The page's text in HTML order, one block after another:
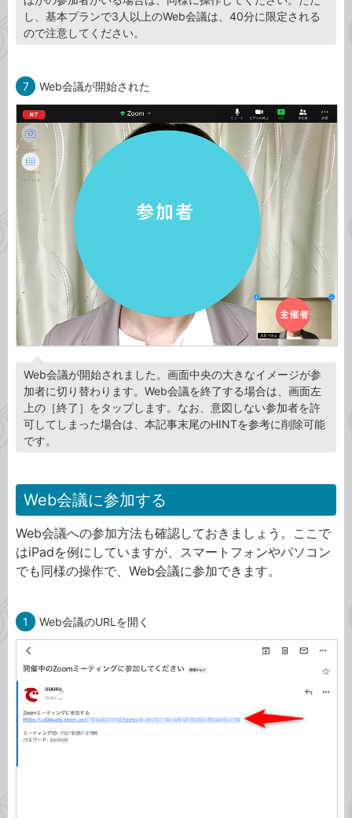
し、基本プランで3人以上のWeb会議は、40分に限定される
ので注意してください。
7 Web会議が開始された
Web会議が開始されました。画面中央の大きなイメージが参
加者に切り替わります。Web会議を終了する場合は、画面左
上の［終了］をタップします。なお、意図しない参加者を許
可してしまった場合は、本記事末尾のHINTを参考に削除可能
です。
Web会議に参加する
Web会議への参加方法も確認しておきましょう。ここで
はiPadを例にしていますが、スマートフォンやパソコン
でも同様の操作で、Web会議に参加できます。
1 Web会議のURLを開く